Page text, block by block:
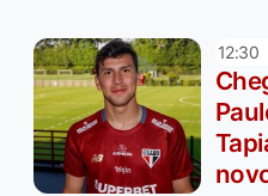
12:30